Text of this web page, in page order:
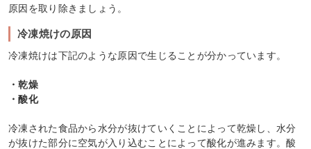
原因を取り除きましょう。
冷凍焼けの原因
冷凍焼けは下記のような原因で生じることが分かっています。
・乾燥
・酸化
冷凍された食品から水分が抜けていくことによって乾燥し、水分
が抜けた部分に空気が入り込むことによって酸化が進みます。酸